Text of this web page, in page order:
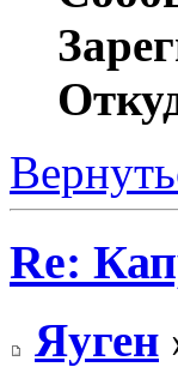
Re:
Яуген